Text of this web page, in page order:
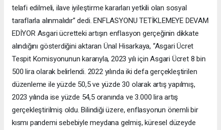
telafi edilmeli, ilave iyileştirme kararları yetkili olan sosyal
taraflarla alınmalıdır” dedi. ENFLASYONU TETİKLEMEYE DEVAM
EDİYOR Asgari ücretteki artışın enflasyon gerçeğinin dikkate
alındığını gösterdiğini aktaran Ünal Hisarkaya, “Asgari Ücret
Tespit Komisyonunun kararıyla, 2023 yılı için Asgari Ücret 8 bin
500 lira olarak belirlendi. 2022 yılında iki defa gerçekleştirilen
düzenleme ile yüzde 50,5 ve yüzde 30 olarak artış yapılmış,
2023 yılında ise yüzde 54,5 oranında ve 3.000 lira artış
gerçekleştirilmiş oldu. Bilindiği üzere, enflasyonun önemli bir
kısmı pandemi sebebiyle meydana gelmiş, küresel düzeyde